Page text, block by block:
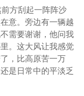
方刮起一阵阵沙
意。旁边有一辆越
需要谢谢，他问我
。这大风让我感觉
，比高原苦一万
是日常中的平淡乏